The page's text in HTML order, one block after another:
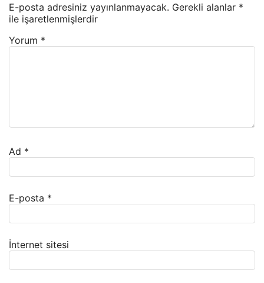
E-posta adresiniz yayınlanmayacak. Gerekli alanlar *
ile işaretlenmişlerdir
Yorum *
Ad *
E-posta *
İnternet sitesi